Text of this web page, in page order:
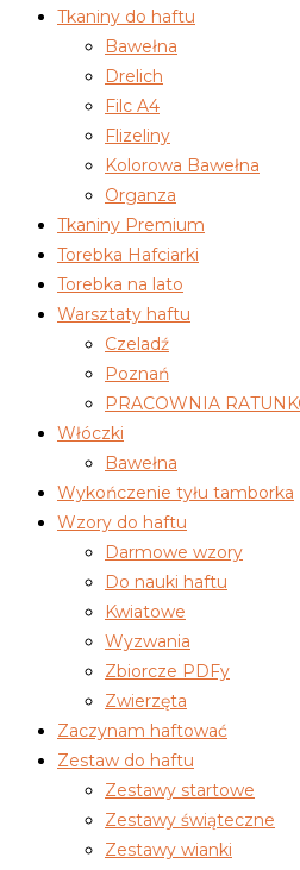
Tkaniny do haftu
Bawełna
Drelich
Filc A4
Flizeliny
Kolorowa Bawełna
Organza
Tkaniny Premium
Torebka Hafciarki
Torebka na lato
Warsztaty haftu
Czeladź
Poznań
PRACOWNIA
Włóczki
Bawełna
Wykończenie tyłu tamborka
Wzory do haftu
Darmowe wzory
Do nauki haftu
Kwiatowe
Wyzwania
Zbiorcze PDFy
Zwierzęta
Zaczynam haftować
Zestaw do haftu
Zestawy startowe
Zestawy świąteczne
Zestawy wianki